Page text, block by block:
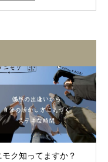
モク知ってますか？